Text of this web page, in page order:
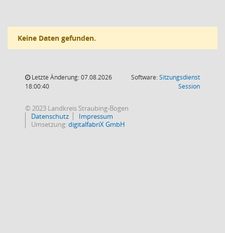
Keine Daten gefunden.
Letzte Änderung: 07.08.2026
18:00:40
Software:Sitzungsdienst
Session(Wird in
© 2023 Landkreis Straubing-Bogen
Datenschutz
Impressum
Umsetzung:digitalfabriX GmbH